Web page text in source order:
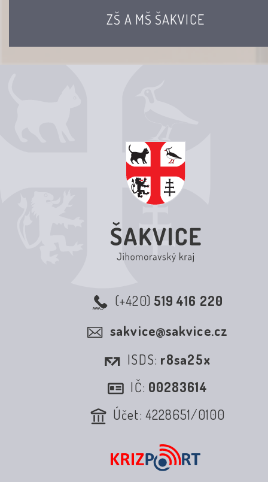
ZŠ A MŠ ŠAKVICE
(+420) 519 416 220
sakvice@sakvice.cz
ISDS: r8sa25x
IČ: 00283614
Účet: 4228651/0100